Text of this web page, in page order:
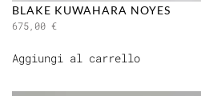
BLAKE KUWAHARA NOYES
675,00 €
Aggiungi al carrello